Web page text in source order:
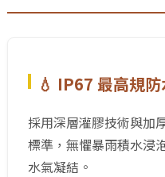
💧 IP67 最高規
採用深層灌膠技術與加
標準，無懼暴雨積水浸
水氣凝結。